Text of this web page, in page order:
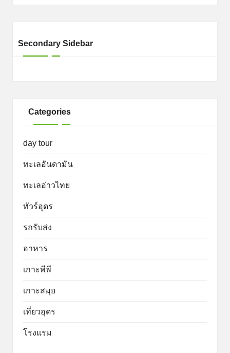
Secondary Sidebar
Categories
day tour
ทะเลอันดามัน
ทะเลอ่าวไทย
ทัวร์อุดร
รถรับส่ง
อาหาร
เกาะพีพี
เกาะสมุย
เที่ยวอุดร
โรงแรม